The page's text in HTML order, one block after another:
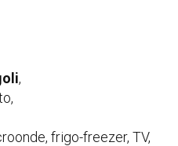
,
frigo-freezer, TV,